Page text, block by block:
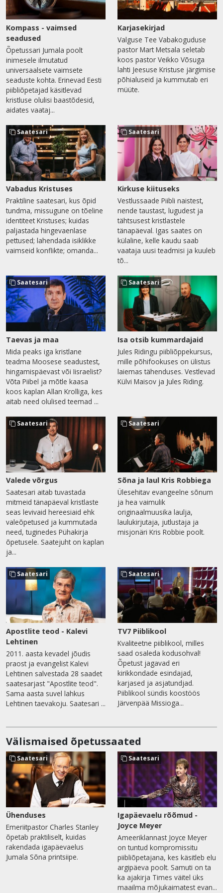
Kompass - vaimsed
seadused
Õpetussari Jumala poolt
inimesele ilmutatud
universaalsete vaimsete
seaduste kohta. Erinevad Eesti
piibliõpetajad käsitlevad
kristluse olulisi baastõdesid,
aidates vaataj...
Karjasekirjad
Valguse Tee Vabakoguduse
pastor Mart Metsala seletab
koos pastor Veikko Võsuga
lahti Jeesuse Kristuse järgimise
põhialuseid ja kummutab eri
müüte.
Saatesari
Vabadus Kristuses
Praktiline saatesari, kus õpid
tundma, missugune on tõeline
identiteet Kristuses; kuidas
paljastada hingevaenlase
pettused; lahendada isiklikke
vaimseid konflikte; omanda...
Saatesari
Kirkuse kiituseks
Vestlussaade Piibli naistest,
nende taustast, lugudest ja
tähtsusest kristlastele
tänapäeval. Igas saates on
külaline, kelle kaudu saab
vaataja uusi teadmisi ja kuuleb
tõ...
Saatesari
Taevas ja maa
Mida peaks iga kristlane
teadma Moosese seadustest,
hingamispäevast või Iisraelist?
Võta Piibel ja mõtle kaasa
koos kaplan Allan Krolliga, kes
aitab need olulised teemad ...
Saatesari
Isa otsib kummardajaid
Jules Ridingu piibliõppekursus,
mille põhifookuses on ülistus
laiemas tähenduses. Vestlevad
Külvi Maisov ja Jules Riding.
Saatesari
Valede võrgus
Saatesari aitab tuvastada
mitmeid tänapäeval kristlaste
seas levivaid hereesiaid ehk
valeõpetused ja kummutada
need, tuginedes Pühakirja
õpetusele. Saatejuht on kaplan
ja...
Saatesari
Sõna ja laul Kris Robbiega
Ülesehitav evangeelne sõnum
ja hea vaimulik
originaalmuusika laulja,
laulukirjutaja, jutlustaja ja
misjonäri Kris Robbie poolt.
Saatesari
Apostlite teod - Kalevi
Lehtinen
2011. aasta kevadel jõudis
praost ja evangelist Kalevi
Lehtinen salvestada 28 saadet
saatesarjast "Apostlite teod".
Sama aasta suvel lahkus
Lehtinen taevakoju. Saatesari ...
Saatesari
TV7 Piiblikool
Kvaliteetne piiblikool, milles
saad osaleda kodusohval!
Õpetust jagavad eri
kirikkondade esindajad,
karjased ja asjatundjad.
Piiblikool sündis koostöös
Järvenpää Missioga...
Välismaised õpetussaated
Saatesari
Ühenduses
Emeriitpastor Charles Stanley
õpetab praktiliselt, kuidas
rakendada igapäevaelus
Jumala Sõna printsiipe.
Saatesari
Igapäevaelu rõõmud -
Joyce Meyer
Ameeriklannast Joyce Meyer
on tuntud kompromissitu
piibliõpetajana, kes käsitleb elu
argipäeva poolt. Samuti on ta
ka ajakirja Times väitel üks
maailma mõjukaimatest evan...